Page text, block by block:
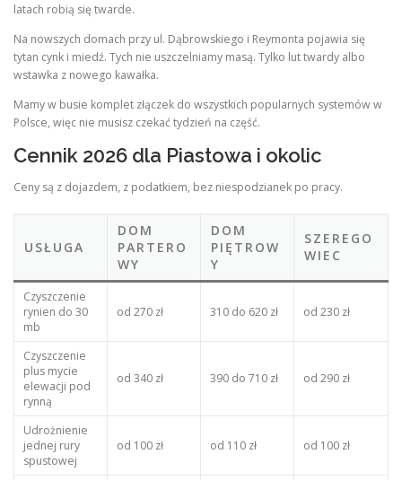
latach robią się twarde.
Na nowszych domach przy ul. Dąbrowskiego i Reymonta pojawia się
tytan cynk i miedź. Tych nie uszczelniamy masą. Tylko lut twardy albo
wstawka z nowego kawałka.
Mamy w busie komplet złączek do wszystkich popularnych systemów w
Polsce, więc nie musisz czekać tydzień na część.
Cennik 2026 dla Piastowa i okolic
Ceny są z dojazdem, z podatkiem, bez niespodzianek po pracy.
USŁUGA
DOM
PARTERO
WY
DOM
PIĘTROW
Y
SZEREGO
WIEC
Czyszczenie
rynien do 30
mb
od 270 zł 310 do 620 zł od 230 zł
Czyszczenie
plus mycie
elewacji pod
rynną
od 340 zł 390 do 710 zł od 290 zł
Udrożnienie
jednej rury
spustowej
od 100 zł od 110 zł od 100 zł